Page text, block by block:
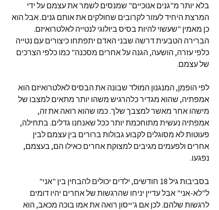
בלא יותר מ"גנים אנוכיים" שמנסים לשמר את עצמם על ידי
המרצת היחיד לעזור לקרובים שחולקים את אותם גנים. אבל הוא
כן מאמין "שעשוי להיות בסיס ביולוגי לנטייה לאלטרואיזם.
הברירה הטבעית דרשה שבני האדם יתפתחו כיצורים עם נטייה
כלפי עזרה, הושעה, הגנה על אחרים מסכנה" כמו כלפי הצרכים
של עצמם.
לפי הופמן, המנגנון המולד שבונה את הבסיס לאלטרואיזם הוא
אמפתיה, שהוא מגדיר כלהרגיש משהו יותר מתאים למצבו של
מישהו אחר מאשר למצבך שלך. כמו שהוא רואה את זה,
אמפתיה נעשית מתוחכמת יותר ככל שאנחנו גדלים. בתחילה,
פעוטות לא מסוגלים לקבוע גבולות ברורים בין עצמם לבין
אחרים ולפעמים מגיבים למצוקת אחרים כאילו הם, בעצמם,
נפגעו.
בסביבות גיל 18 חודשים, ילדים יכולים להבחין בין "אני"
ל"לא-אני" אבל עדיין יניחו שהרגשות של אחרים יהיו דומים
לרגשות שלהם. לכן אם ג'ייסון רואה את אמו בוכה מכאב, הוא